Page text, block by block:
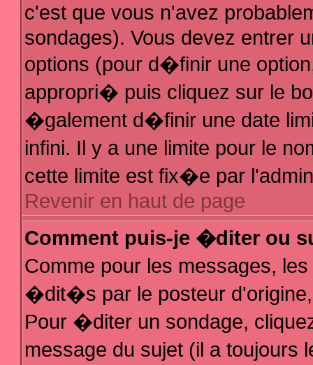
c'est que vous n'avez
sondages). Vous devez entrer
options (pour d�finir une
appropri� puis cliquez sur le
�galement d�finir une date
infini. Il y a une limite pour le
cette limite est fix�e par
Revenir en haut de page
Comment puis-je �diter ou
Comme pour les messages,
�dit�s par le posteur
Pour �diter un sondage,
message du sujet (il a